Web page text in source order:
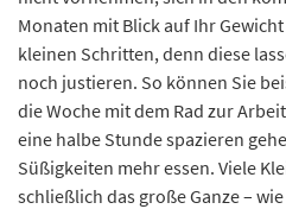
Monaten mit Blick auf Ihr
kleinen Schritten, denn diese
noch justieren. So können Sie
die Woche mit dem Rad zur
eine halbe Stunde spazieren
Süßigkeiten mehr essen. Viele
schließlich das große Ganze –